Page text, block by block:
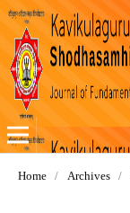
Home / Archives /